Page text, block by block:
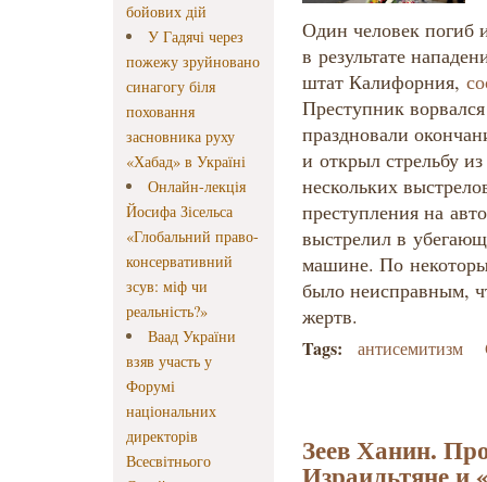
бойових дій
У Гадячі через
пожежу зруйновано
синагогу біля
поховання
засновника руху
«Хабад» в Україні
Онлайн-лекція
Йосифа Зісельса
«Глобальний право-
консервативний
зсув: міф чи
реальність?»
Ваад України
взяв участь у
Форумі
національних
директорів
Всесвітнього
Один человек погиб
в результате
штат Калифорния,
Преступник
праздновали
и открыл стрельбу
нескольких
преступления на
выстрелил в
машине. По
было неисправным,
жертв.
Tags: антисемитизм
Зеев Ханин.